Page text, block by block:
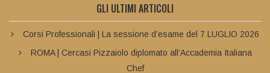
GLI ULTIMI ARTICOLI
Corsi Professionali | La sessione d’esame del 7 LUGLIO 2026
ROMA | Cercasi Pizzaiolo diplomato all’Accademia Italiana
Chef